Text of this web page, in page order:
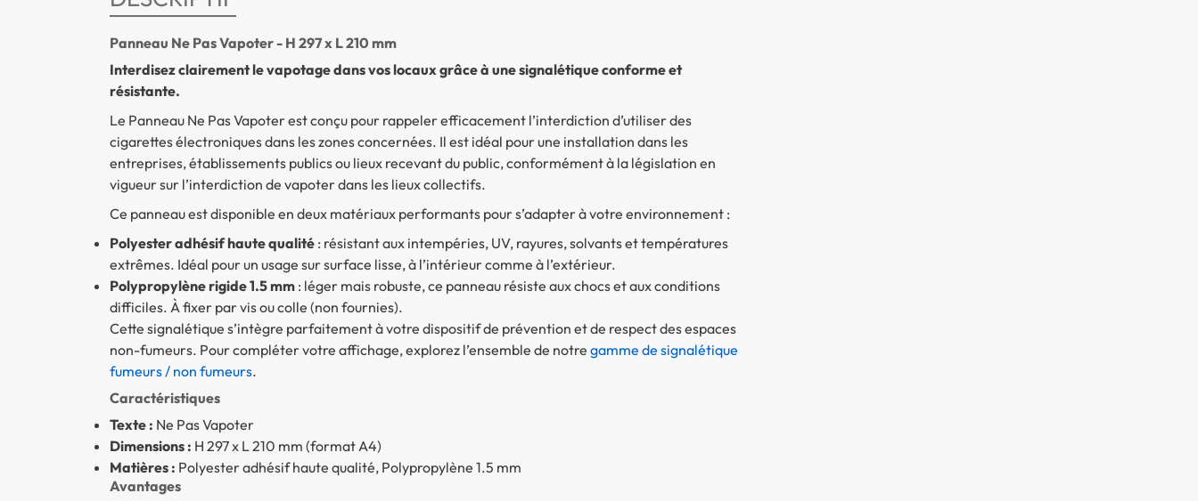
Panneau Ne Pas Vapoter - H 297 x L 210 mm
Interdisez clairement le vapotage dans vos locaux grâce à une signalétique conforme et
résistante.
Le Panneau Ne Pas Vapoterest conçu pour rappeler efficacement l’interdiction d’utiliser des
cigarettes électroniques dans les zones concernées. Il est idéal pour une installation dans les
entreprises, établissements publics ou lieux recevant du public, conformément à la législation en
vigueur sur l’interdiction de vapoter dans les lieux collectifs.
Ce panneau est disponible en deux matériaux performants pour s’adapter à votre environnement :
Polyester adhésif haute qualité: résistant aux intempéries, UV, rayures, solvants et températures
extrêmes. Idéal pour un usage sur surface lisse, à l’intérieur comme à l’extérieur.
Polypropylène rigide 1.5 mm: léger mais robuste, ce panneau résiste aux chocs et aux conditions
difficiles. À fixer par vis ou colle (non fournies).
Cette signalétique s’intègre parfaitement à votre dispositif de prévention et de respect des espaces
non-fumeurs. Pour compléter votre affichage, explorez l’ensemble de notre gamme de signalétique
fumeurs / non fumeurs.
Caractéristiques
Texte : Ne Pas Vapoter
Dimensions : H 297 x L 210 mm (format A4)
Matières : Polyester adhésif haute qualité, Polypropylène 1.5 mm
Avantages